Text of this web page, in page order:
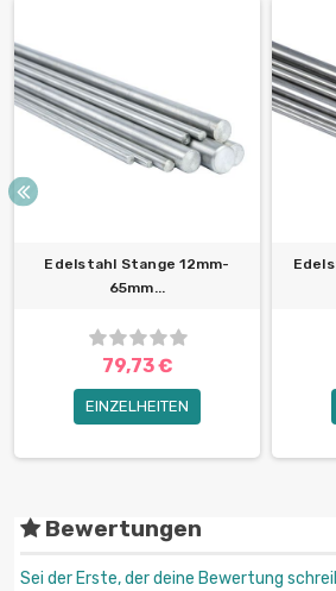
Edelstahl Stange 12mm-
65mm...
79,73 €
EINZELHEITEN
Bewertungen
Sei der Erste, der deine Bewertung